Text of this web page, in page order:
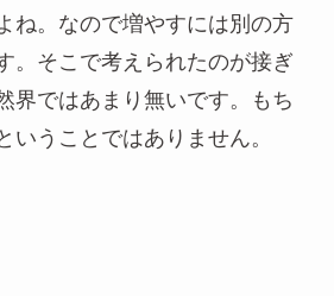
ね。なので増やすには別の方
。そこで考えられたのが接ぎ
界ではあまり無いです。もち
いうことではありません。